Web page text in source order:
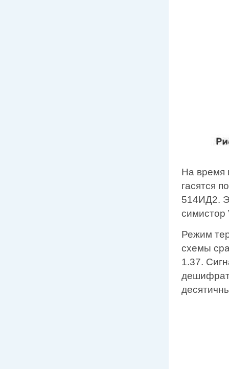
На время
гасятся
514ИД2.
симистор
Режим
схемы
1.37.